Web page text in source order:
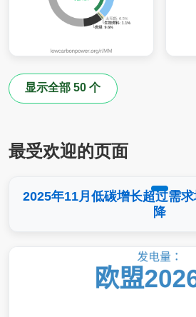
显示全部 50 个
最受欢迎的页面
2025年11月低碳增长超过需
降